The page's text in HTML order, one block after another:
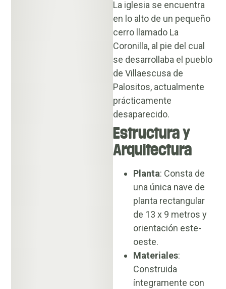
La iglesia se encuentra
en lo alto de un pequeño
cerro llamado La
Coronilla, al pie del cual
se desarrollaba el pueblo
de Villaescusa de
Palositos, actualmente
prácticamente
desaparecido.
Estructura y
Arquitectura
Planta: Consta de
una única nave de
planta rectangular
de 13 x 9 metros y
orientación este-
oeste.
Materiales:
Construida
íntegramente con